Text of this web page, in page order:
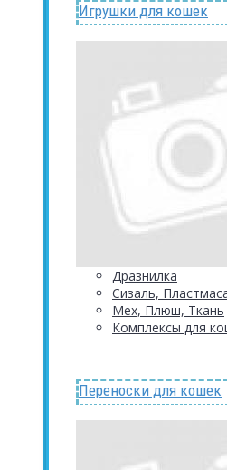
Игрушки для кошек
Дразнилка
Сизаль,
Мех, Плюш, Ткань
Комплексы для
Переноски для кошек